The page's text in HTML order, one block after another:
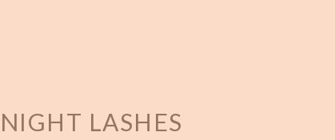
NIGHT LASHES